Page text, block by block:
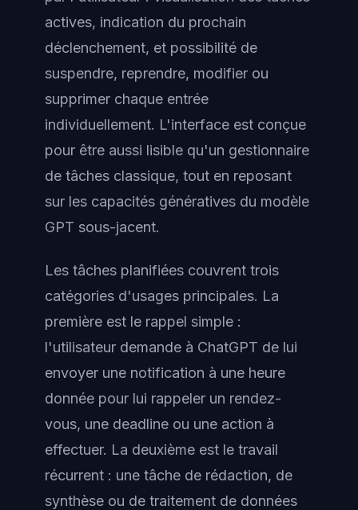
actives, indication du prochain
déclenchement, et possibilité de
suspendre, reprendre, modifier ou
supprimer chaque entrée
individuellement. L'interface est conçue
pour être aussi lisible qu'un gestionnaire
de tâches classique, tout en reposant
sur les capacités génératives du modèle
GPT sous-jacent.
Les tâches planifiées couvrent trois
catégories d'usages principales. La
première est le rappel simple :
l'utilisateur demande à ChatGPT de lui
envoyer une notification à une heure
donnée pour lui rappeler un rendez-
vous, une deadline ou une action à
effectuer. La deuxième est le travail
récurrent : une tâche de rédaction, de
synthèse ou de traitement de données